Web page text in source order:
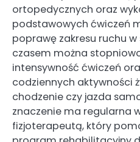
ortopedycznych oraz
podstawowych ćwiczeń
poprawę zakresu ruchu
czasem można
intensywność ćwiczeń
codziennych aktywności
chodzenie czy jazda
znaczenie ma regularna
fizjoterapeutą, który